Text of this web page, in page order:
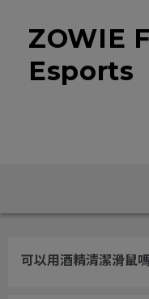
ZOWIE
Esports
可以用酒精清潔滑鼠